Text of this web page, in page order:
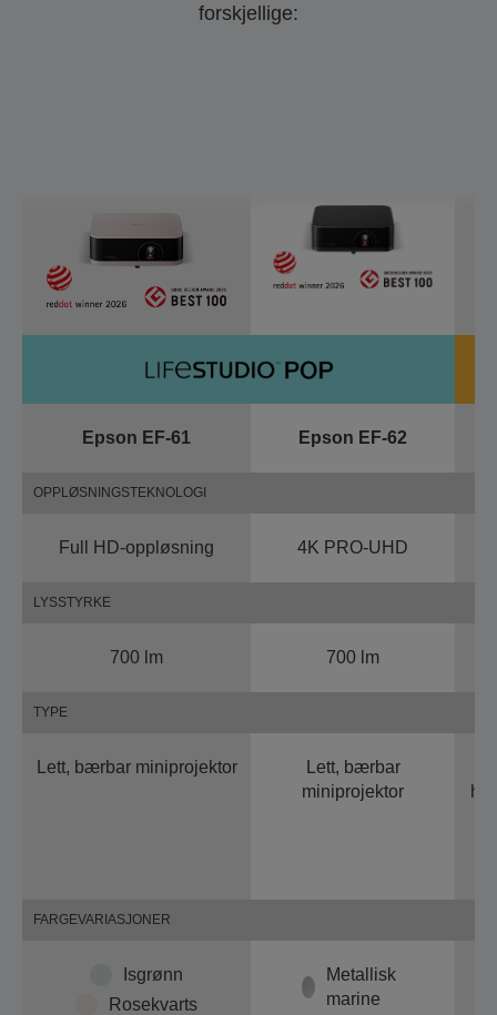
forskjellige:
Epson EF-61 Epson EF-62
OPPLØSNINGSTEKNOLOGI
Full HD-oppløsning 4K PRO-UHD
LYSSTYRKE
700 lm 700 lm
TYPE
Lett, bærbar miniprojektor
Lett, bærbar
miniprojektor
FARGEVARIASJONER
Isgrønn
Rosekvarts
Metallisk
marine